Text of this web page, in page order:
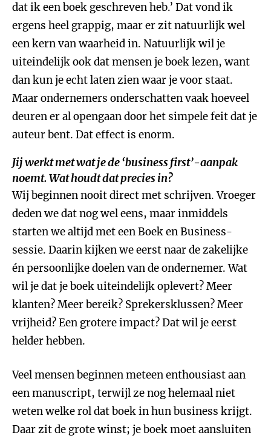
dat ik een boek geschreven heb.’ Dat vond ik
ergens heel grappig, maar er zit natuurlijk wel
een kern van waarheid in. Natuurlijk wil je
uiteindelijk ook dat mensen je boek lezen, want
dan kun je echt laten zien waar je voor staat.
Maar ondernemers onderschatten vaak hoeveel
deuren er al opengaan door het simpele feit dat je
auteur bent. Dat effect is enorm.
Jij werkt met wat je de ‘business first’-aanpak
noemt. Wat houdt dat precies in?
Wij beginnen nooit direct met schrijven. Vroeger
deden we dat nog wel eens, maar inmiddels
starten we altijd met een Boek en Business-
sessie. Daarin kijken we eerst naar de zakelijke
én persoonlijke doelen van de ondernemer. Wat
wil je dat je boek uiteindelijk oplevert? Meer
klanten? Meer bereik? Sprekersklussen? Meer
vrijheid? Een grotere impact? Dat wil je eerst
helder hebben.
Veel mensen beginnen meteen enthousiast aan
een manuscript, terwijl ze nog helemaal niet
weten welke rol dat boek in hun business krijgt.
Daar zit de grote winst; je boek moet aansluiten